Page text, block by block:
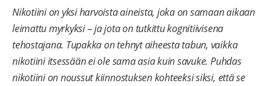
Nikotiini on yksi harvoista aineista, joka on samaan aikaan
leimattu myrkyksi – ja jota on tutkittu kognitiivisena
tehostajana. Tupakka on tehnyt aiheesta tabun, vaikka
nikotiini itsessään ei ole sama asia kuin savuke. Puhdas
nikotiini on noussut kiinnostuksen kohteeksi siksi, että se